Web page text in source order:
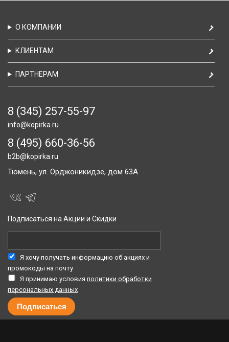
О КОМПАНИИ
КЛИЕНТАМ
ПАРТНЕРАМ
8 (345) 257-55-97
info@kopirka.ru
8 (495) 660-36-56
b2b@kopirka.ru
Тюмень, ул. Орджоникидзе, дом 63А
Подписаться на Акции и Скидки
Я хочу получать информацию об акциях и
промокоды на почту
Я принимаю условия политики обработки
персональных данных